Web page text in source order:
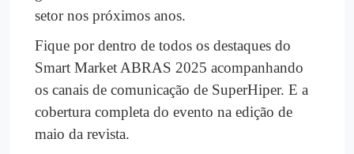
setor nos próximos anos.
Fique por dentro de todos os destaques do
Smart Market ABRAS 2025 acompanhando
os canais de comunicação de SuperHiper. E a
cobertura completa do evento na edição de
maio da revista.